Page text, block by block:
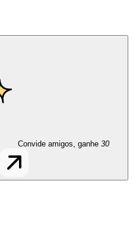
Convide amigos, ganhe 30